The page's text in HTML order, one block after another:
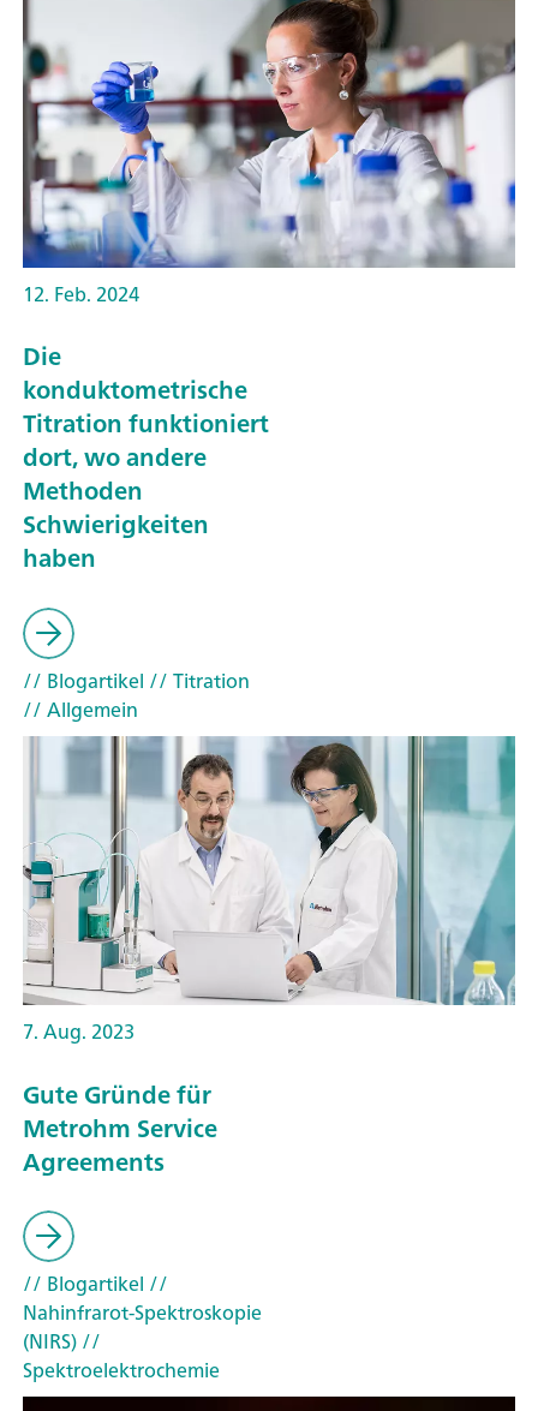
12. Feb. 2024
Die
konduktometrische
Titration funktioniert
dort, wo andere
Methoden
Schwierigkeiten
haben
// Blogartikel // Titration
// Allgemein
7. Aug. 2023
Gute Gründe für
Metrohm Service
Agreements
// Blogartikel //
Nahinfrarot-Spektroskopie
(NIRS)//
Spektroelektrochemie